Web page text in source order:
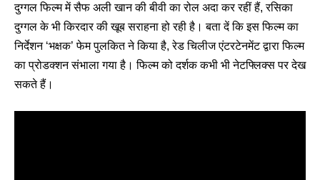
दुग्गल फिल्म में सैफ अली खान की बीवी का रोल अदा कर रहीं हैं, रसिका
दुग्गल के भी किरदार की खूब सराहना हो रही है। बता दें कि इस फिल्म का
निर्देशन ‘भक्षक’ फेम पुलकित ने किया है, रेड चिलीज एंटरटेनमेंट द्वारा फिल्म
का प्रोडक्शन संभाला गया है। फिल्म को दर्शक कभी भी नेटफ्लिक्स पर देख
सकते हैं।